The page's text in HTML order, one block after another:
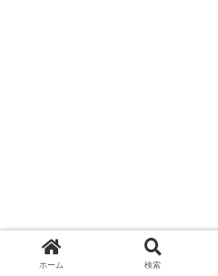
ホーム 検索